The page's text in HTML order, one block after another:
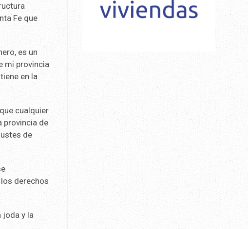
Fe que
es un
mi provincia
en la
cualquier
provincia de
de
derechos
joda y la